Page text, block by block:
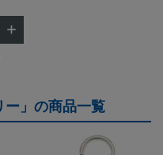
ー」の商品一覧